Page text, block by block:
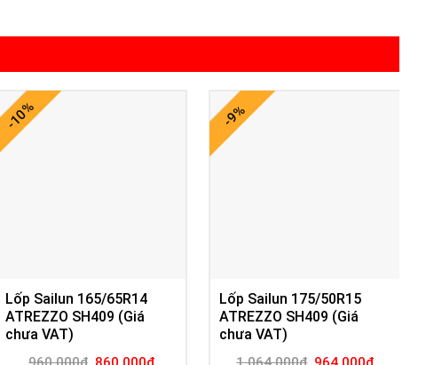
-10%
Lốp Sailun 165/65R14
ATREZZO SH409 (Giá
chưa VAT)
Giá
Giá
-9%
Lốp Sailun 175/50R15
ATREZZO SH409 (Giá
chưa VAT)
Giá
Giá